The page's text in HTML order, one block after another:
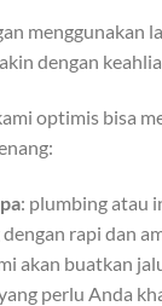
menggunakan
dengan
optimis bisa
: plumbing atau
rapi dan
akan buatkan
perlu Anda